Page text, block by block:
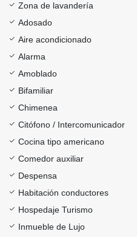
Zona de lavandería
Adosado
Aire acondicionado
Alarma
Amoblado
Bifamiliar
Chimenea
Citófono / Intercomunicador
Cocina tipo americano
Comedor auxiliar
Despensa
Habitación conductores
Hospedaje Turismo
Inmueble de Lujo